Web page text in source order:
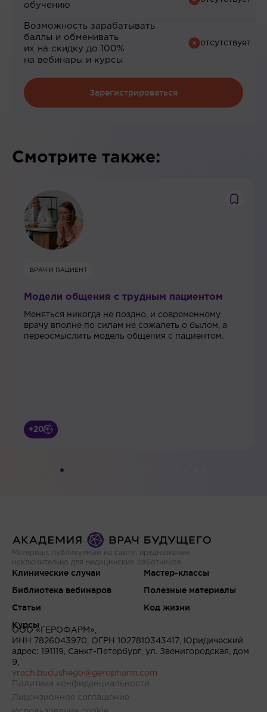
обучению
Возможность зарабатывать
баллы и обменивать
их на скидку до 100%
на вебинары и курсы
Зарегистрироваться
Смотрите также:
ВРАЧ И ПАЦИЕНТ
Модели общения с трудным пациентом
Меняться никогда не поздно, и современному
врачу вполне по силам не сожалеть о былом, а
переосмыслить модель общения с пациентом.
+20
Материал, публикуемый на сайте, предназначен
исключительно для медицинских работников
Клинические случаи
Библиотека вебинаров
Статьи
Курсы
Мастер-классы
Полезные материалы
Код жизни
ООО «ГЕРОФАРМ»,
ИНН 7826043970, ОГРН 1027810343417, Юридический
адрес: 191119, Санкт-Петербург, ул. Звенигородская, дом
9,
vrach.budushego@geropharm.com
Политика конфиденциальности
Лицензионное соглашение